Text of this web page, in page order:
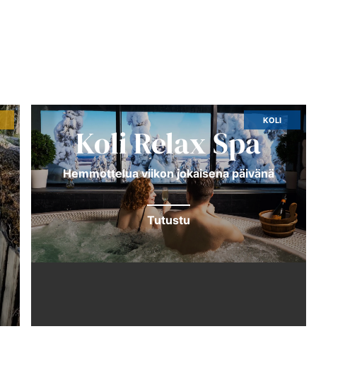
KOLI
Koli Relax Spa
Hem­mot­te­lua vii­kon jo­kai­se­na päi­vä­nä
Tutustu